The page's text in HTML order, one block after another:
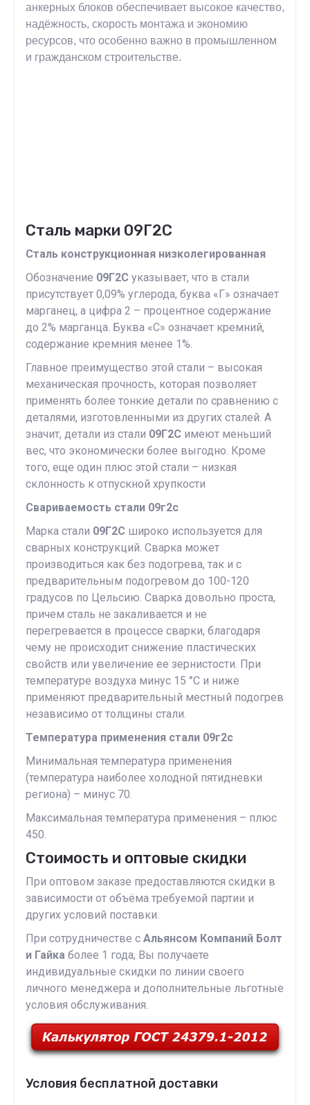
анкерных блоков обеспечивает высокое качество,
надёжность, скорость монтажа и экономию
ресурсов, что особенно важно в промышленном
и гражданском строительстве.
Сталь марки 09Г2С
Сталь конструкционная низколегированная
Обозначение 09Г2С указывает, что в стали
присутствует 0,09% углерода, буква «Г» означает
марганец, а цифра 2 – процентное содержание
до 2% марганца. Буква «С» означает кремний,
содержание кремния менее 1%.
Главное преимущество этой стали – высокая
механическая прочность, которая позволяет
применять более тонкие детали по сравнению с
деталями, изготовленными из других сталей. А
значит, детали из стали 09Г2С имеют меньший
вес, что экономически более выгодно. Кроме
того, еще один плюс этой стали – низкая
склонность к отпускной хрупкости
Свариваемость стали 09г2с
Марка стали 09Г2С широко используется для
сварных конструкций. Сварка может
производиться как без подогрева, так и с
предварительным подогревом до 100-120
градусов по Цельсию. Сварка довольно проста,
причем сталь не закаливается и не
перегревается в процессе сварки, благодаря
чему не происходит снижение пластических
свойств или увеличение ее зернистости. При
температуре воздуха минус 15 °С и ниже
применяют предварительный местный подогрев
независимо от толщины стали.
Температура применения стали 09г2с
Минимальная температура применения
(температура наиболее холодной пятидневки
региона) – минус 70.
Максимальная температура применения – плюс
450.
Стоимость и оптовые скидки
При оптовом заказе предоставляются скидки в
зависимости от объёма требуемой партии и
других условий поставки.
При сотрудничестве с Альянсом Компаний Болт
и Гайка более 1 года, Вы получаете
индивидуальные скидки по линии своего
личного менеджера и дополнительные льготные
условия обслуживания.
Условия бесплатной доставки